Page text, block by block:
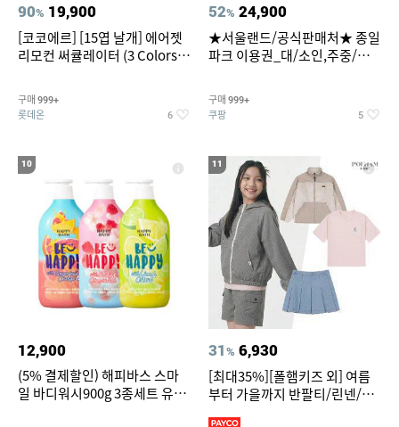
90% 19,900
[코코에르] [15엽 날개] 에어젯
리모컨 써큘레이터 (3 Colors
구매 999+
롯데온 6
52% 24,900
★서울랜드/공식판매처★ 종일
파크 이용권_대/소인,주중/주
구매 999+
쿠팡 5
10
12,900
(5% 결제할인) 해피바스 스마
일 바디워시900g 3종세트 유
11
31% 6,930
[최대35%][폴햄키즈 외] 여름
부터 가을까지 반팔티/린넨/맨